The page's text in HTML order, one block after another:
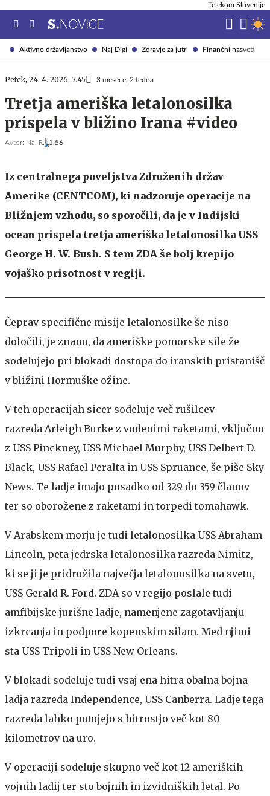
Aktivno državljanstvo Naj Digi Zdravje za jutri Finančni nasveti
Telekom Slovenije
Petek, 24. 4. 2026, 7.45 3 mesece, 2 tedna
Tretja ameriška letalonosilka
prispela v bližino Irana #video
Avtor: Na. R. 1,56
Iz centralnega poveljstva Združenih držav
Amerike (CENTCOM), ki nadzoruje operacije na
Bližnjem vzhodu, so sporočili, da je v Indijski
ocean prispela tretja ameriška letalonosilka USS
George H. W. Bush. S tem ZDA še bolj krepijo
vojaško prisotnost v regiji.
Čeprav specifične misije letalonosilke še niso
določili, je znano, da ameriške pomorske sile že
sodelujejo pri blokadi dostopa do iranskih pristanišč
v bližini Hormuške ožine.
V teh operacijah sicer sodeluje več rušilcev
razreda Arleigh Burke z vodenimi raketami, vključno
z USS Pinckney, USS Michael Murphy, USS Delbert D.
Black, USS Rafael Peralta in USS Spruance, še piše Sky
News. Te ladje imajo posadko od 329 do 359 članov
ter so oborožene z raketami in torpedi tomahawk.
V Arabskem morju je tudi letalonosilka USS Abraham
Lincoln, peta jedrska letalonosilka razreda Nimitz,
ki se ji je pridružila največja letalonosilka na svetu,
USS Gerald R. Ford. ZDA so v regijo poslale tudi
amfibijske jurišne ladje, namenjene zagotavljanju
izkrcanja in podpore kopenskim silam. Med njimi
sta USS Tripoli in USS New Orleans.
V blokadi sodeluje tudi vsaj ena hitra obalna bojna
ladja razreda Independence, USS Canberra. Ladje tega
razreda lahko potujejo s hitrostjo več kot 80
kilometrov na uro.
V operaciji sodeluje skupno več kot 12 ameriških
vojnih ladij ter sto bojnih in izvidniških letal. Po